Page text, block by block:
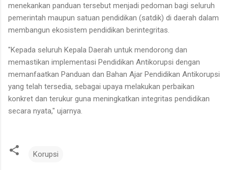
menekankan panduan tersebut menjadi pedoman bagi seluruh
pemerintah maupun satuan pendidikan (satdik) di daerah dalam
membangun ekosistem pendidikan berintegritas.
"Kepada seluruh Kepala Daerah untuk mendorong dan
memastikan implementasi Pendidikan Antikorupsi dengan
memanfaatkan Panduan dan Bahan Ajar Pendidikan Antikorupsi
yang telah tersedia, sebagai upaya melakukan perbaikan
konkret dan terukur guna meningkatkan integritas pendidikan
secara nyata," ujarnya.
Korupsi